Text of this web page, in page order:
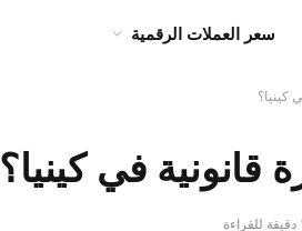
سعر العملات الرقمية
كينيا؟
في كينيا؟